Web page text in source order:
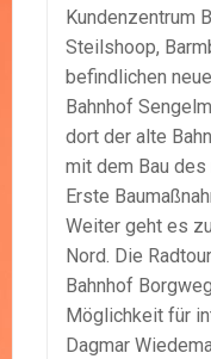
Kundenzentrum
Steilshoop,
befindlichen
Bahnhof
dort der alte
mit dem Bau des
Erste
Weiter geht es
Nord. Die
Bahnhof
Möglichkeit für
Dagmar